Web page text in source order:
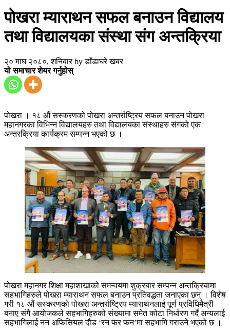
पोखरा म्याराथन सफल बनाउन विद्यालय
तथा विद्यालयका संस्था संग अन्तक्रिया
२० माघ २०८०, शनिबारbyडाँडाघरे खबर
यो समाचार शेयर गर्नुहोस्
पोखरा । १८ औं सस्करणको पोखरा अन्तर्राष्ट्रिय सफल बनाउन पोखरा
महानगरका विभिन्न विद्यालयहरु तथा विद्यालयका संस्थाहरु संगको एक
अन्तरक्रिया कार्यक्रम सम्पन्न भएको छ ।
पोखरा महानगर शिक्षा महाशाखाको समन्वयमा शुक्रबार सम्पन्न अन्तक्रियामा
सहभागिहरुले पोखरा म्याराथन सफल बनाउन प्रतिवद्धता जनाएका छन् । विशेष
गरी १८ औं सस्करणको पोखरा अन्तर्राष्ट्रिय म्याराथनलाई पूर्ण प्रविधिमैत्री
बनाए संगै आयोजकले सहभागिहरुको संख्यामा समेत कोटा निर्धारण गर्दै अन्यलाई
सहभागिलाई नन अफिसियल दौड ‘रन फर फन’मा सहभागि गराउने भएको छ ।